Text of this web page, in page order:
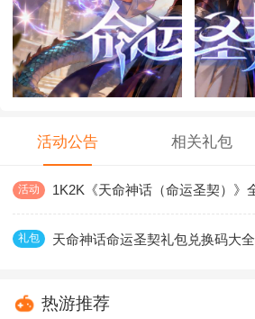
活动公告 相关礼包
活动
礼包 天命神话命运圣契礼包兑换码大全
热游推荐